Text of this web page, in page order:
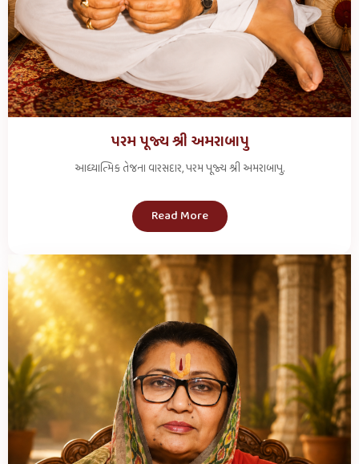
પરમ પૂજ્ય શ્રી અમરાબાપુ
આધ્યાત્મિક તેજના વારસદાર, પરમ પૂજ્ય શ્રી અમરાબાપુ.
Read More